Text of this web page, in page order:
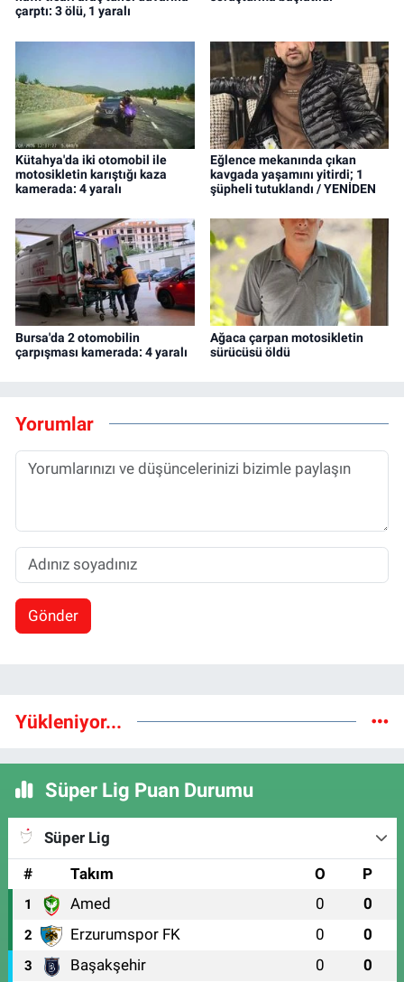
çarptı: 3 ölü, 1 yaralı
Kütahya'da iki otomobil ile
motosikletin karıştığı kaza
kamerada: 4 yaralı
Eğlence mekanında çıkan
kavgada yaşamını yitirdi; 1
şüpheli tutuklandı / YENİDEN
Bursa'da 2 otomobilin
çarpışması kamerada: 4 yaralı
Ağaca çarpan motosikletin
sürücüsü öldü
Yorumlar
Gönder
Yükleniyor...
Süper Lig Puan Durumu
Süper Lig
#
Takım O P
1 Amed 0 0
2 Erzurumspor FK 0 0
3 Başakşehir 0 0